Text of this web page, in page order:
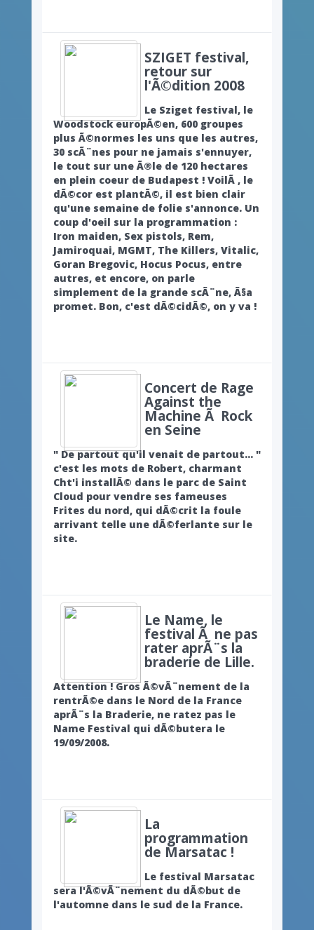
SZIGET festival,
retour sur
l'Ã©dition 2008
Le Sziget festival, le
Woodstock europÃ©en, 600 groupes
plus Ã©normes les uns que les autres,
30 scÃ¨nes pour ne jamais s'ennuyer,
le tout sur une Ã®le de 120 hectares
en plein coeur de Budapest ! VoilÃ , le
dÃ©cor est plantÃ©, il est bien clair
qu'une semaine de folie s'annonce. Un
coup d'oeil sur la programmation :
Iron maiden, Sex pistols, Rem,
Jamiroquai, MGMT, The Killers, Vitalic,
Goran Bregovic, Hocus Pocus, entre
autres, et encore, on parle
simplement de la grande scÃ¨ne, Ã§a
promet. Bon, c'est dÃ©cidÃ©, on y va !
Concert de Rage
Against the
Machine Ã Rock
en Seine
" De partout qu'il venait de partout... "
c'est les mots de Robert, charmant
Cht'i installÃ© dans le parc de Saint
Cloud pour vendre ses fameuses
Frites du nord, qui dÃ©crit la foule
arrivant telle une dÃ©ferlante sur le
site.
Le Name, le
festival Ã ne pas
rater aprÃ¨s la
braderie de Lille.
Attention ! Gros Ã©vÃ¨nement de la
rentrÃ©e dans le Nord de la France
aprÃ¨s la Braderie, ne ratez pas le
Name Festival qui dÃ©butera le
19/09/2008.
La
programmation
de Marsatac !
Le festival Marsatac
sera l'Ã©vÃ¨nement du dÃ©but de
l'automne dans le sud de la France.